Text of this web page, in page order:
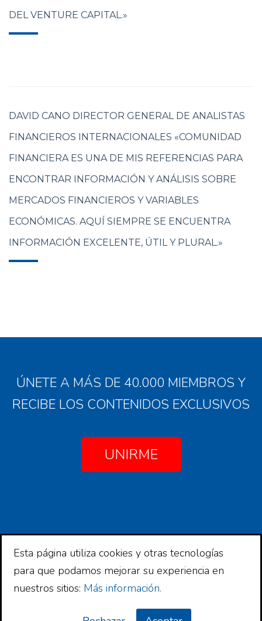
DEL VENTURE CAPITAL.»
DAVID CANO DIRECTOR GENERAL DE ANALISTAS
FINANCIEROS INTERNACIONALES «COMUNIDAD
FINANCIERA ES UNA DE MIS REFERENCIAS PARA
ENCONTRAR INFORMACIÓN Y ANÁLISIS SOBRE
MERCADOS FINANCIEROS Y VARIABLES
ECONÓMICAS. AQUÍ SIEMPRE SE ENCUENTRA
INFORMACIÓN EXCELENTE, ÚTIL Y PLURAL.»
ÚNETE A MÁS DE 40.000 MIEMBROS Y
RECIBE LOS CONTENIDOS EXCLUSIVOS
UNIRME
Copyright © 2026 Comunidad Financiera
Copyright © 2026 ·Comunidad Financiera
Esta página utiliza cookies y otras tecnologías
para que podamos mejorar su experiencia en
nuestros sitios: Más información.